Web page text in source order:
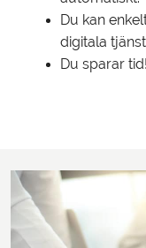
Du kan
digitala
Du sparar tid!